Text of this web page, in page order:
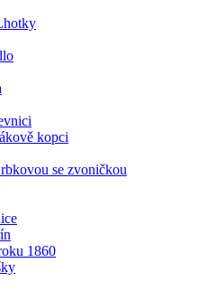
kopci
se zvoničkou
1860